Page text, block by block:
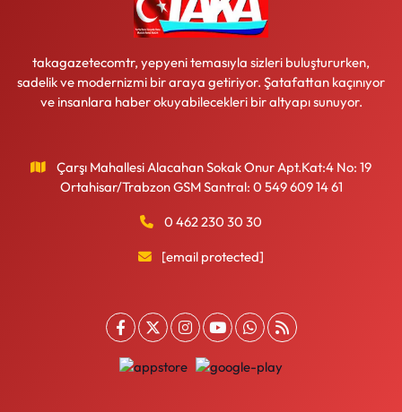
takagazetecomtr, yepyeni temasıyla sizleri buluştururken,
sadelik ve modernizmi bir araya getiriyor. Şatafattan kaçınıyor
ve insanlara haber okuyabilecekleri bir altyapı sunuyor.
Çarşı Mahallesi Alacahan Sokak Onur Apt.Kat:4 No: 19
Ortahisar/Trabzon GSM Santral: 0 549 609 14 61
0 462 230 30 30
[email protected]